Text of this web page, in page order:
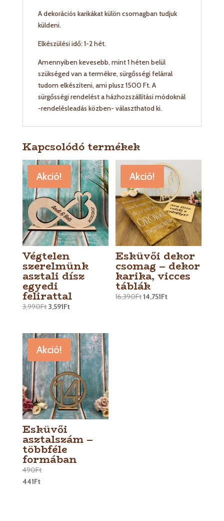
A dekorációs karikákat külön csomagban tudjuk
küldeni.
Elkészülési idő: 1-2 hét.
Amennyiben kevesebb, mint 1 héten belül
szükséged van a termékre, sürgősségi felárral
tudom elkészíteni, ami plusz 1500 Ft. A
sürgősségi rendelést a házhozszállítási módoknál
-rendelésleadás közben- választhatod ki.
Kapcsolódó termékek
Akció!
Végtelen
szerelmünk
asztali dísz
egyedi
felirattal
3,990Ft 3,591Ft
Akció!
Esküvői dekor
csomag – dekor
karika, vicces
táblák
16,390Ft14,751Ft
Akció!
Esküvői
asztalszám –
többféle
formában
490Ft
441Ft